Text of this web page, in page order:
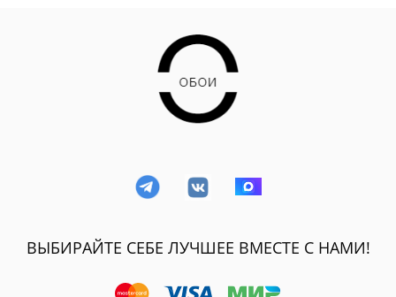
ВЫБИРАЙТЕ СЕБЕ ЛУЧШЕЕ ВМЕСТЕ С НАМИ!